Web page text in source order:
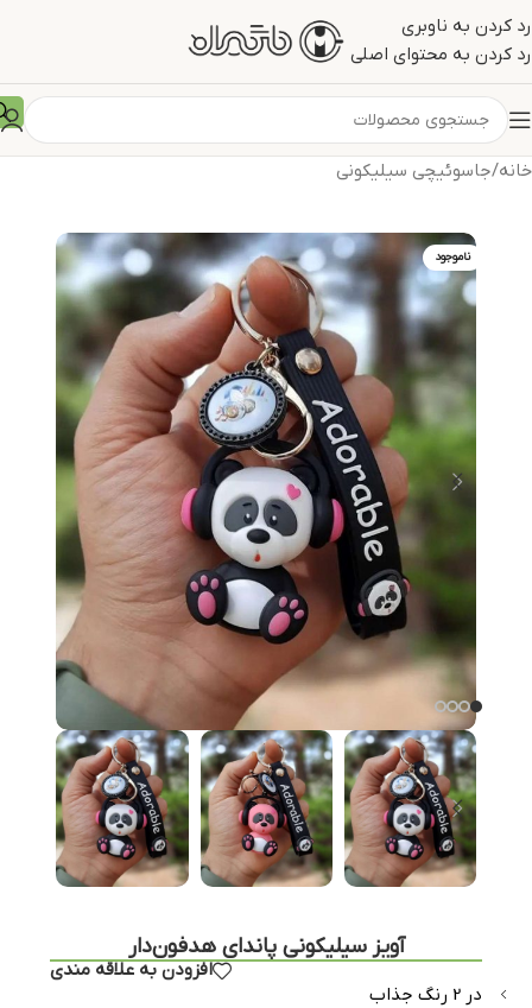
رد کردن به ناوبری
رد کردن به محتوای اصلی
خانه/جاسوئیچی سیلیکونی
ناموجود
آویز سیلیکونی پاندای هدفون‌دار
افزودن به علاقه مندی
در 2 رنگ جذاب